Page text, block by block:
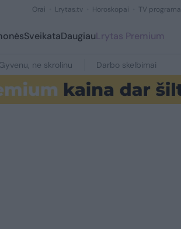
Orai Lrytas.tv Horoskopai TV programa
SveikataDaugiauLrytas Premium
Gyvenu, ne skrolinu Darbo skelbimai